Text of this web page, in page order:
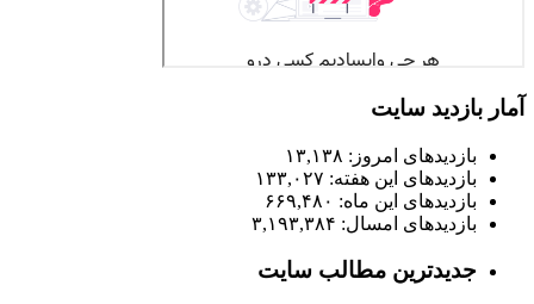
آمار بازدید سایت
بازدیدهای امروز: ۱۳,۱۳۸
بازدیدهای این هفته: ۱۳۳,۰۲۷
بازدیدهای این ماه: ۶۶۹,۴۸۰
بازدیدهای امسال: ۳,۱۹۳,۳۸۴
جدیدترین مطالب سایت